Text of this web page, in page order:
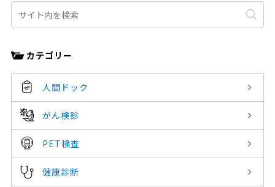
カテゴリー
人間ドック
がん検診
PET検査
健康診断